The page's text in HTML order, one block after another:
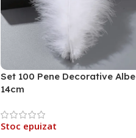
Set 100 Pene Decorative Albe
14cm
Stoc epuizat